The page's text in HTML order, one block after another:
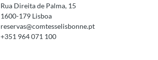
Rua Direita de Palma, 15
1600-179 Lisboa
reservas@comtesselisbonne.pt
+351 964 071 100